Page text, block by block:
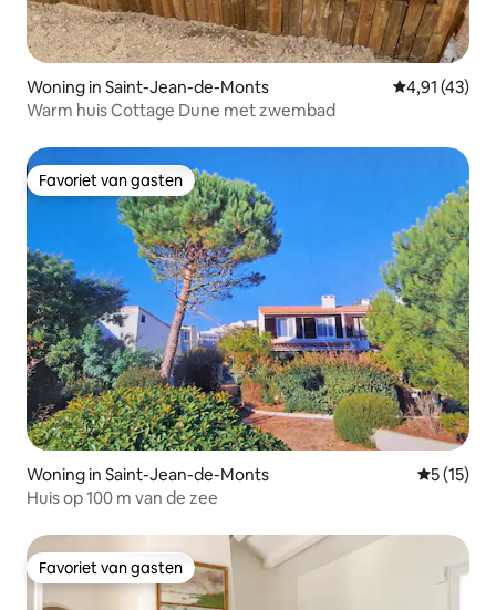
Woning in Saint-Jean-de-Monts Gemiddelde
4,91 (43)
Warm huis Cottage Dune met zwembad
Favoriet van gasten
Favoriet van gasten
Woning in Saint-Jean-de-Monts
5 (15)
Huis op 100 m van de zee
Favoriet van gasten
Favoriet van gasten